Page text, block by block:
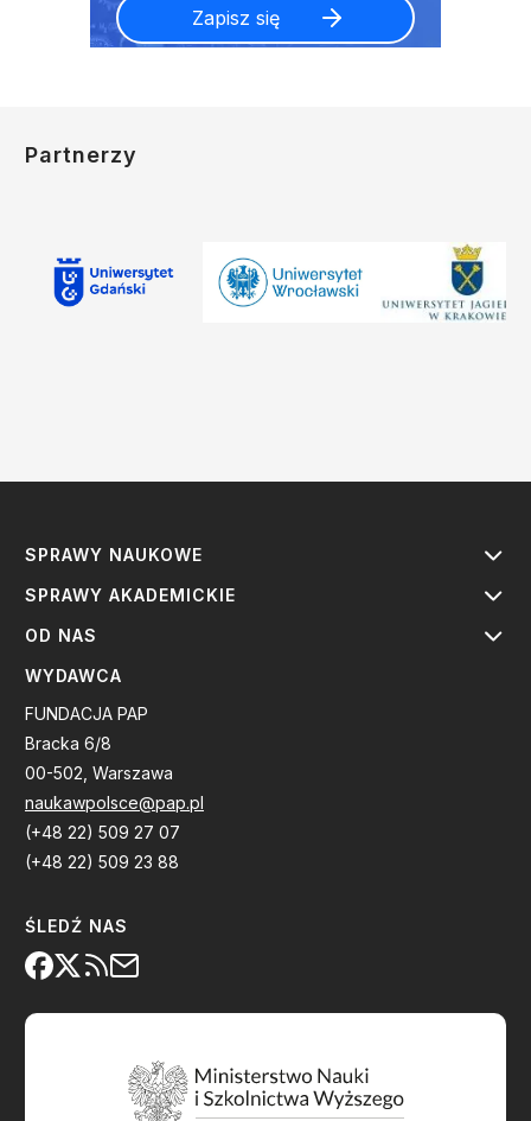
Partnerzy
SPRAWY NAUKOWE
SPRAWY AKADEMICKIE
OD NAS
WYDAWCA
FUNDACJA PAP
Bracka 6/8
00-502, Warszawa
naukawpolsce@pap.pl
(+48 22) 509 27 07
(+48 22) 509 23 88
ŚLEDŹ NAS